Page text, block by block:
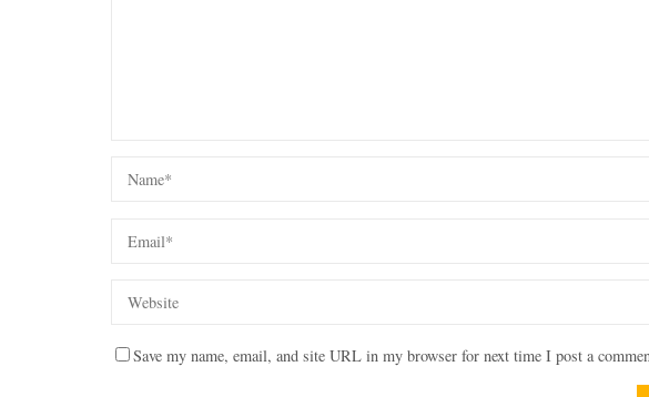
Save my name, email, and site URL in my browser for next time I post a